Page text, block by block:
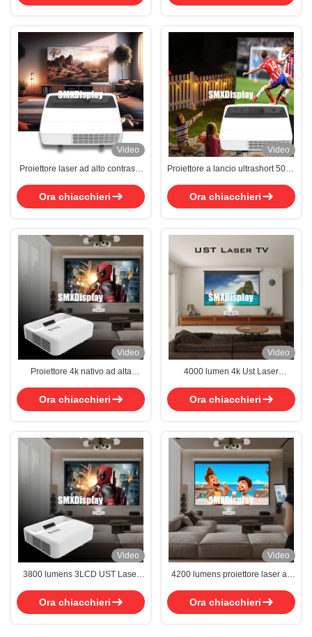
Video
Proiettore laser ad alto contrasto
Ora chiacchieri
Video
Proiettore a lancio ultrashort 5000
Ora chiacchieri
Video
Proiettore 4k nativo ad alta
Ora chiacchieri
Video
4000 lumen 4k Ust Laser
WUXGA E Design Ultra Short
Throw
Ora chiacchieri
Video
3800 lumens 3LCD UST Laser
dettagliate
Ora chiacchieri
Video
4200 lumens proiettore laser ad
durata
Ora chiacchieri